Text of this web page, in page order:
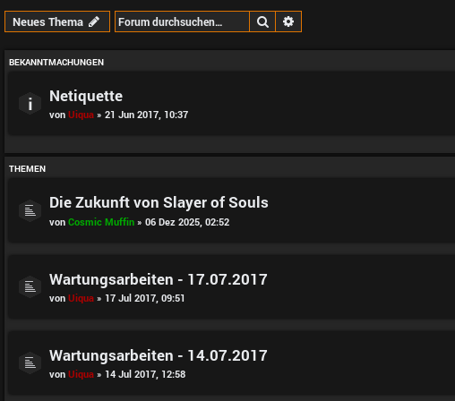
Neues Thema Suche
BEKANNTMACHUNGEN
Netiquette
von Uiqua » 21 Jun 2017, 10:37
THEMEN
Die Zukunft von Slayer of Souls
von Cosmic Muffin » 06 Dez 2025, 02:52
Wartungsarbeiten - 17.07.2017
von Uiqua » 17 Jul 2017, 09:51
Wartungsarbeiten - 14.07.2017
von Uiqua » 14 Jul 2017, 12:58